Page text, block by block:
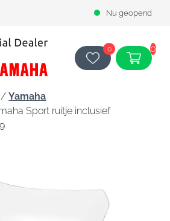
Nu geopend
0 0
/Yamaha
Sport ruitje inclusief